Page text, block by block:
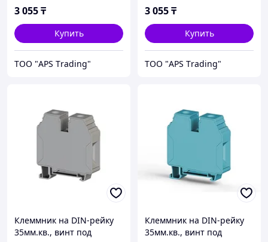
3 055₸
Купить
ТОО "APS Тrading"
3 055₸
Купить
ТОО "APS Тrading"
Клеммник на DIN-рейку
35мм.кв., винт под
Клеммник на DIN-рейку
35мм.кв., винт под